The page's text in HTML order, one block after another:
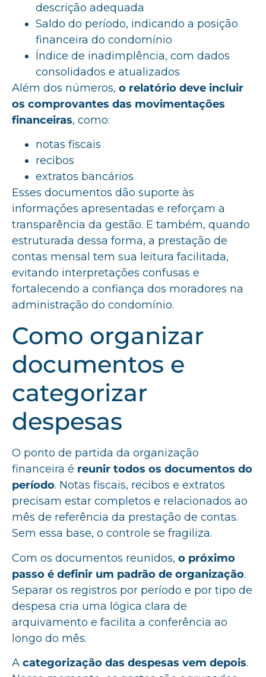
descrição adequada
Saldo do período, indicando a posição
financeira do condomínio
Índice de inadimplência, com dados
consolidados e atualizados
Além dos números, o relatório deve incluir
os comprovantes das movimentações
financeiras, como:
notas fiscais
recibos
extratos bancários
Esses documentos dão suporte às
informações apresentadas e reforçam a
transparência da gestão. E também, quando
estruturada dessa forma, a prestação de
contas mensal tem sua leitura facilitada,
evitando interpretações confusas e
fortalecendo a confiança dos moradores na
administração do condomínio.
Como organizar
documentos e
categorizar
despesas
O ponto de partida da organização
financeira é reunir todos os documentos do
período. Notas fiscais, recibos e extratos
precisam estar completos e relacionados ao
mês de referência da prestação de contas.
Sem essa base, o controle se fragiliza.
Com os documentos reunidos, o próximo
passo é definir um padrão de organização.
Separar os registros por período e por tipo de
despesa cria uma lógica clara de
arquivamento e facilita a conferência ao
longo do mês.
A categorização das despesas vem depois.